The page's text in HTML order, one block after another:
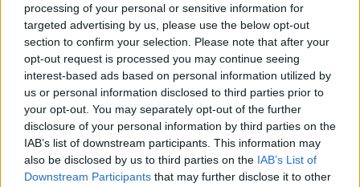
processing of your personal or sensitive information for
targeted advertising by us, please use the below opt-out
section to confirm your selection. Please note that after your
opt-out request is processed you may continue seeing
interest-based ads based on personal information utilized by
us or personal information disclosed to third parties prior to
your opt-out. You may separately opt-out of the further
disclosure of your personal information by third parties on the
IAB’s list of downstream participants. This information may
also be disclosed by us to third parties on the IAB’s List of
Downstream Participants that may further disclose it to other
Latte Dolce, Luigi Piredda il primo dei
confermati
4 Ago 2026